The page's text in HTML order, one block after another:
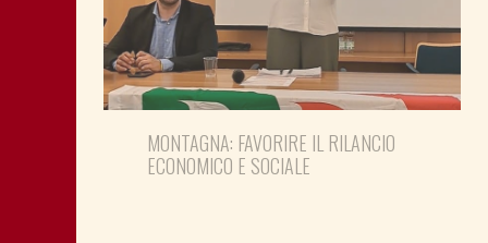
MONTAGNA: FAVORIRE IL RILANCIO
ECONOMICO E SOCIALE